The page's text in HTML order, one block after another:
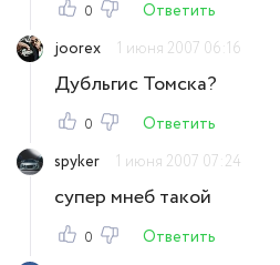
0
Ответить
joorex
1 июня 2007 06:16
Дубльгис Томска?
0
Ответить
spyker
1 июня 2007 07:24
супер мнеб такой
0
Ответить